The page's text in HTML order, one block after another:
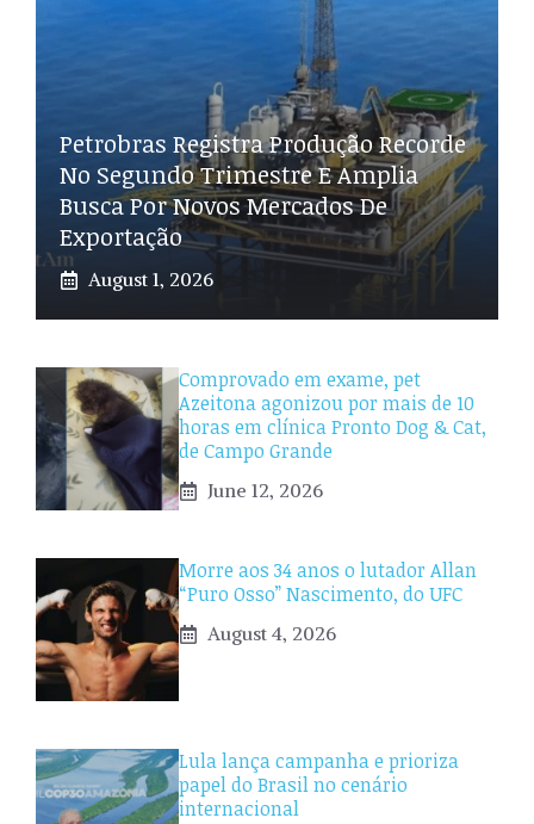
Petrobras Registra Produção Recorde
No Segundo Trimestre E Amplia
Busca Por Novos Mercados De
Exportação
August 1, 2026
Comprovado em exame, pet
Azeitona agonizou por mais de 10
horas em clínica Pronto Dog & Cat,
de Campo Grande
June 12, 2026
Morre aos 34 anos o lutador Allan
“Puro Osso” Nascimento, do UFC
August 4, 2026
Lula lança campanha e prioriza
papel do Brasil no cenário
internacional